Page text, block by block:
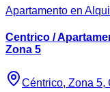
Apartamento en
Centrico /
Zona 5
Céntrico, Zona 5,